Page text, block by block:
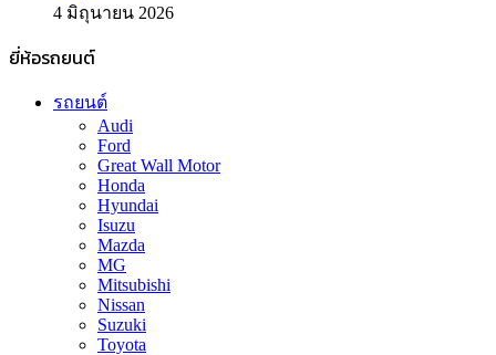
4 มิถุนายน 2026
ยี่ห้อรถยนต์
รถยนต์
Audi
Ford
Great Wall Motor
Honda
Hyundai
Isuzu
Mazda
MG
Mitsubishi
Nissan
Suzuki
Toyota